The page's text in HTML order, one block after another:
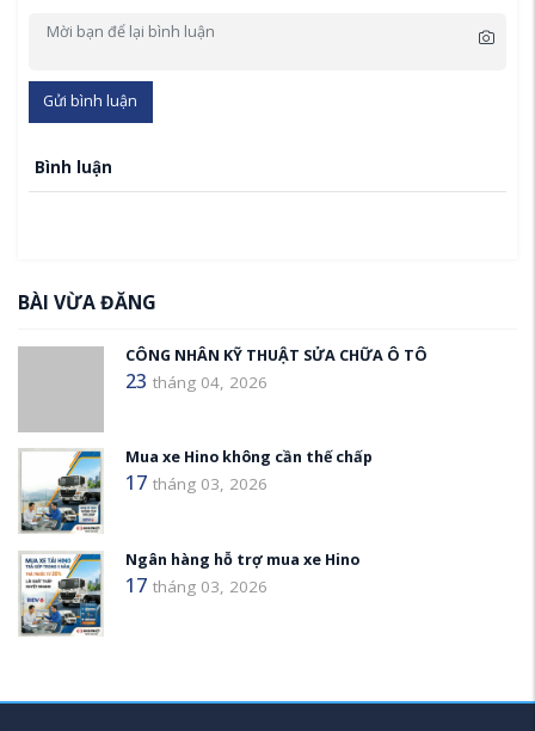
Gửi bình luận
Bình luận
BÀI VỪA ĐĂNG
CÔNG NHÂN KỸ THUẬT SỬA CHỮA Ô TÔ
23 tháng 04, 2026
Mua xe Hino không cần thế chấp
17 tháng 03, 2026
Ngân hàng hỗ trợ mua xe Hino
17 tháng 03, 2026